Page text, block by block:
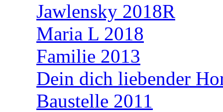
Jawlensky 2018R
Maria L 2018
Familie 2013
Dein dich liebender
Baustelle 2011